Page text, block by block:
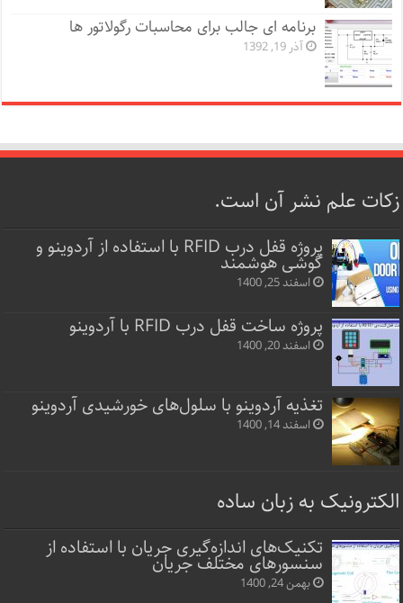
برنامه ای جالب برای محاسبات رگولاتور ها
آذر 19, 1392
زکات علم نشر آن است.
پروژه قفل‌ درب RFID با استفاده از آردوینو و
گوشی هوشمند
اسفند 25, 1400
پروژه ساخت قفل‌ درب RFID با آردوینو
اسفند 20, 1400
تغذیه آردوینو با سلول‌های خورشیدی آردوینو
اسفند 14, 1400
الکترونیک به زبان ساده
تکنیک‌های اندازه‌گیری جریان با استفاده از
سنسورهای مختلف جریان
بهمن 24, 1400